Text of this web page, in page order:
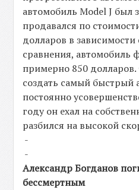
автомобиль Model J был
продавался по
долларов в зависимости
сравнения, автомобиль
примерно 850
создать самый быстрый
постоянно
году он ехал на
разбился на высокой
-
-
Александр Богданов
бессмертным